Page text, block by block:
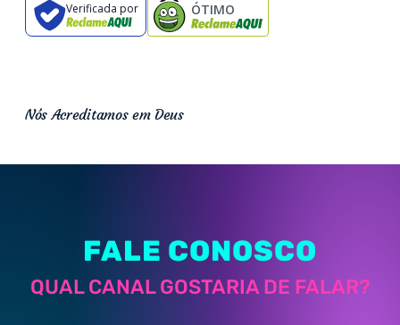
Verificada por ÓTIMO
Nós Acreditamos em Deus
FALE CONOSCO
QUAL CANAL GOSTARIA DE FALAR?